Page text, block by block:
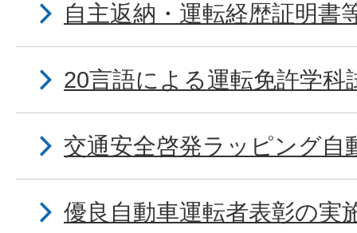
自主返納・運転経歴証明書
20言語による運転免許学科
交通安全啓発ラッピング自
優良自動車運転者表彰の実